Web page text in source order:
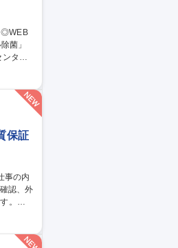
タ
来的に
保証
認、外
。
集計
や他